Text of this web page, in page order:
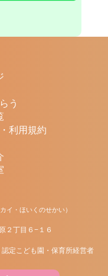
う
利用規約
イ・ほいくのせかい）
２丁目６−１６
定こども園・保育所経営者